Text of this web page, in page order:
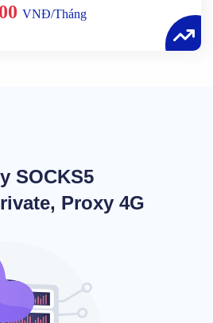
VNĐ/Tháng
SOCKS5
Proxy 4G